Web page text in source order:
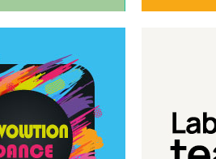
– I Edizione